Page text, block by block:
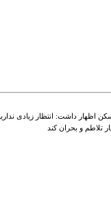
اظهار داشت: انتظار زیادی
تلاطم و بحران کند